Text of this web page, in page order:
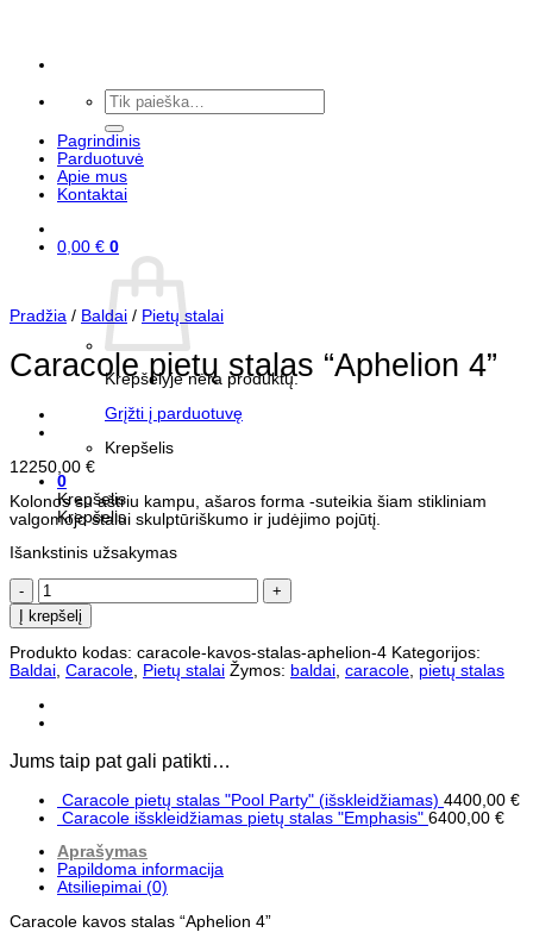
Ieškoti:
Pagrindinis
Parduotuvė
Apie mus
Kontaktai
0,00 € 0
Krepšelyje nėra produktų.
Grįžti į parduotuvę
Krepšelis
0
Krepšelis
Krepšelis
Pradžia / Baldai / Pietų stalai
Caracole pietų stalas “Aphelion 4”
12250,00 €
Kolonos su aštriu kampu, ašaros forma -suteikia šiam stikliniam
valgomojo stalui skulptūriškumo ir judėjimo pojūtį.
Išankstinis užsakymas
produkto
kiekis:
Caracole
stalas
"Aphelion
Į krepšelį
Produkto kodas: caracole-kavos-stalas-aphelion-4 Kategorijos:
Baldai, Caracole, Pietų stalai Žymos: baldai, caracole, pietų stalas
Jums taip pat gali patikti…
Caracole pietų stalas "Pool Party" (išskleidžiamas) 4400,00 €
Caracole išskleidžiamas pietų stalas "Emphasis" 6400,00 €
Aprašymas
Papildoma informacija
Atsiliepimai (0)
Caracole kavos stalas “Aphelion 4”